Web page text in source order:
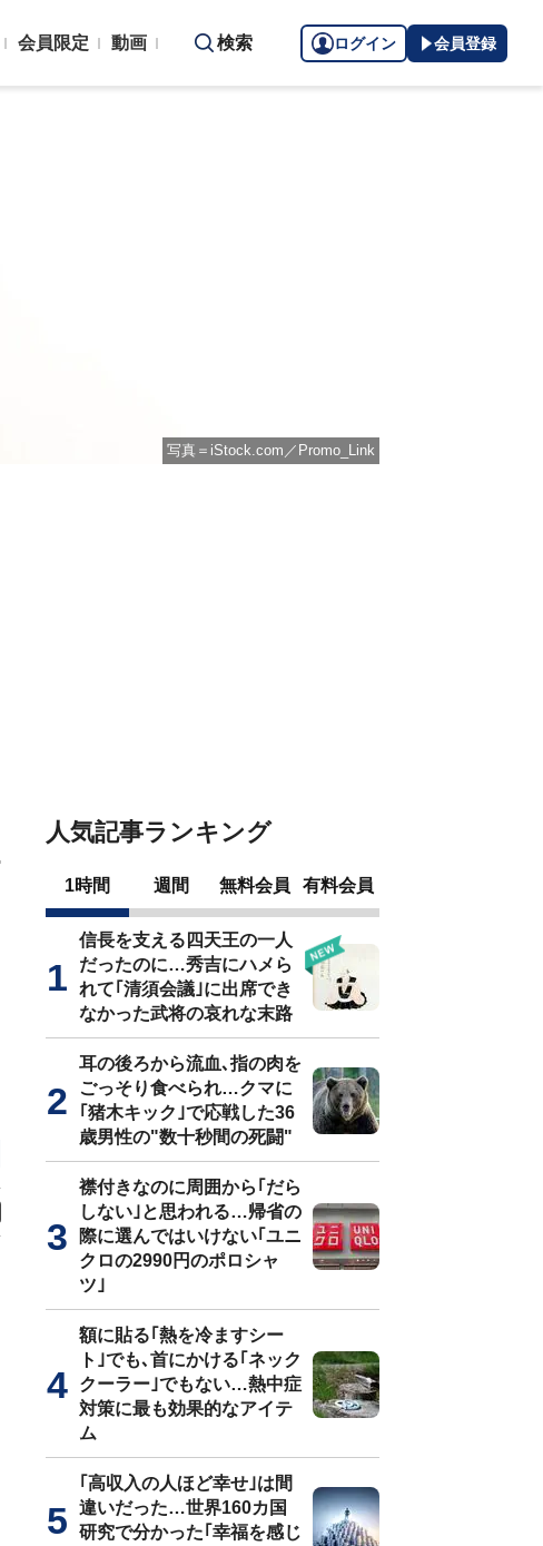
会員限定 動画 検索 ログイン 会員登録
写真＝iStock.com／Promo_Link
人気記事ランキング
1時間 週間 無料会員 有料会員
信長を支える四天王の一人
だったのに…秀吉にハメら
れて｢清須会議｣に出席でき
なかった武将の哀れな末路
耳の後ろから流血､指の肉を
ごっそり食べられ…クマに
｢猪木キック｣で応戦した36
歳男性の"数十秒間の死闘"
襟付きなのに周囲から｢だら
しない｣と思われる…帰省の
際に選んではいけない｢ユニ
クロの2990円のポロシャ
ツ｣
額に貼る｢熱を冷ますシー
ト｣でも､首にかける｢ネック
クーラー｣でもない…熱中症
対策に最も効果的なアイテ
ム
｢高収入の人ほど幸せ｣は間
違いだった…世界160カ国
研究で分かった｢幸福を感じ